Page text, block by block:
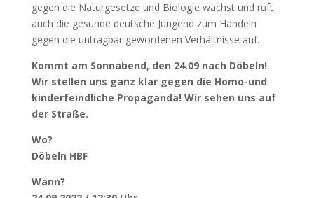
gegen die Naturgesetze und Biologie wächst und ruft
auch die gesunde deutsche Jungend zum Handeln
gegen die untragbar gewordenen Verhältnisse auf.
Kommt am Sonnabend, den 24.09 nach Döbeln!
Wir stellen uns ganz klar gegen die Homo-und
kinderfeindliche Propaganda! Wir sehen uns auf
der Straße.
Wo?
Döbeln HBF
Wann?